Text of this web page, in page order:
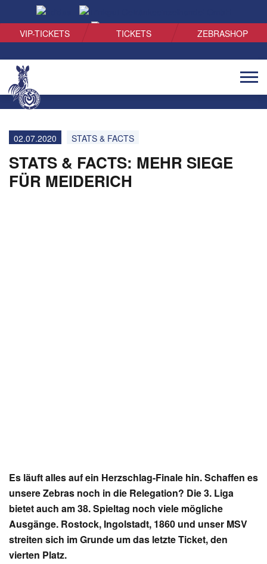
VIP-TICKETS TICKETS ZEBRASHOP
02.07.2020 STATS & FACTS
STATS & FACTS: MEHR SIEGE
FÜR MEIDERICH
Es läuft alles auf ein Herzschlag-Finale hin. Schaffen es
unsere Zebras noch in die Relegation? Die 3. Liga
bietet auch am 38. Spieltag noch viele mögliche
Ausgänge. Rostock, Ingolstadt, 1860 und unser MSV
streiten sich im Grunde um das letzte Ticket, den
vierten Platz.